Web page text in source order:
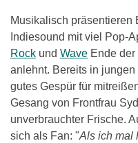
Musikalisch präsentieren
Indiesound mit viel Pop-
Rock und Wave Ende
anlehnt. Bereits in
gutes Gespür für
Gesang von Frontfrau
unverbrauchter Frische.
sich als Fan: "Als ich mal